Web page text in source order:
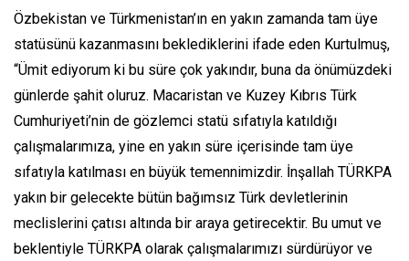
Özbekistan ve Türkmenistan’ın en yakın zamanda tam üye
statüsünü kazanmasını beklediklerini ifade eden Kurtulmuş,
“Ümit ediyorum ki bu süre çok yakındır, buna da önümüzdeki
günlerde şahit oluruz. Macaristan ve Kuzey Kıbrıs Türk
Cumhuriyeti’nin de gözlemci statü sıfatıyla katıldığı
çalışmalarımıza, yine en yakın süre içerisinde tam üye
sıfatıyla katılması en büyük temennimizdir. İnşallah TÜRKPA
yakın bir gelecekte bütün bağımsız Türk devletlerinin
meclislerini çatısı altında bir araya getirecektir. Bu umut ve
beklentiyle TÜRKPA olarak çalışmalarımızı sürdürüyor ve